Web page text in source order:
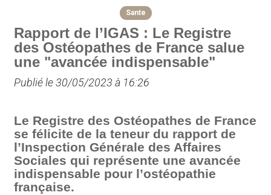
Sante
Rapport de l’IGAS : Le Registre
des Ostéopathes de France salue
une "avancée indispensable"
Publié le 30/05/2023 à 16:26
Le Registre des Ostéopathes de France
se félicite de la teneur du rapport de
l’Inspection Générale des Affaires
Sociales qui représente une avancée
indispensable pour l’ostéopathie
française.